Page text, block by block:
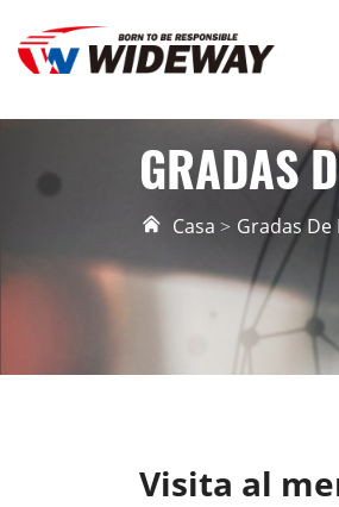
GRADAS
Casa Gradas De
Visita al